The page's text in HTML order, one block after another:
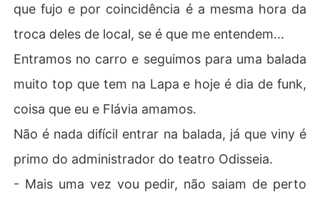
que fujo e por coincidência é a mesma hora da
troca deles de local, se é que me entendem...
Entramos no carro e seguimos para uma balada
muito top que tem na Lapa e hoje é dia de funk,
coisa que eu e Flávia amamos.
Não é nada difícil entrar na balada, já que viny é
primo do administrador do teatro Odisseia.
- Mais uma vez vou pedir, não saiam de perto